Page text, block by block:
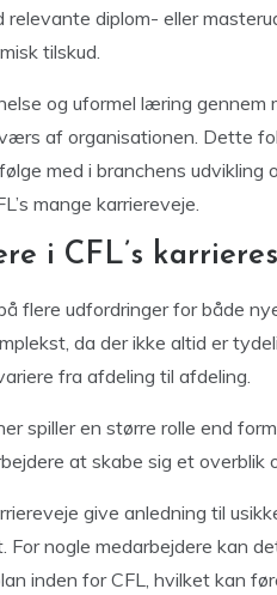
diplom- eller
tilskud.
og uformel læring gennem
af organisationen. Dette
med i branchens udvikling
mange karriereveje.
i CFL’s
flere udfordringer for både
da der ikke altid er
fra afdeling til afdeling.
spiller en større rolle end
at skabe sig et overblik
give anledning til
nogle medarbejdere kan
inden for CFL, hvilket kan